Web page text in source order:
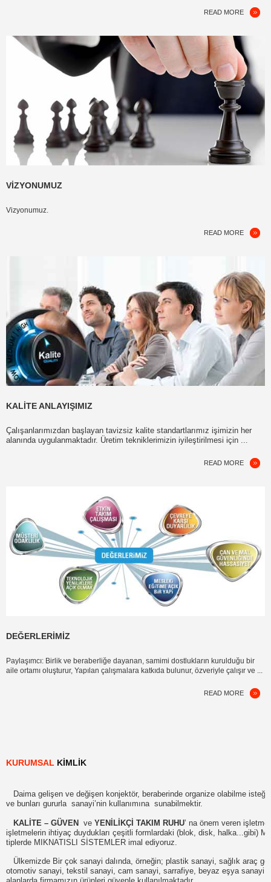
READ MORE
VIZYONUMUZ
Vizyonumuz.
READ MORE
KALITE ANLAYIŞIMIZ
Çalışanlarımızdan başlayan tavizsiz kalite standartlarımız işimizin her
alanında uygulanmaktadır. Üretim tekniklerimizin iyileştirilmesi için ..
READ MORE
DEĞERLERIMIZ
Paylaşımcı: Birlik ve beraberliğe dayanan, samimi dostlukların kurulduğu bir
aile ortamı oluşturur, Yapılan çalışmalara katkıda bulunur, özveriyle çalışır ve ...
READ MORE
KURUMSAL KIMLIK
Daima gelişen ve değişen konjektör, beraberinde organize olabilme
ve bunları gururla sanayi’nin kullanımına sunabilmektir.
KALİTE – GÜVEN ve YENİLİKÇİ TAKIM RUHU’ na önem veren
işletmelerin ihtiyaç duydukları çeşitli formlardaki (blok, disk, halka...gibi)
tiplerde MIKNATISLI SİSTEMLER imal ediyoruz.
Ülkemizde Bir çok sanayi dalında, örneğin; plastik sanayi, sağlık araç
otomotiv sanayi, tekstil sanayi, cam sanayi, sarrafiye, beyaz eşya